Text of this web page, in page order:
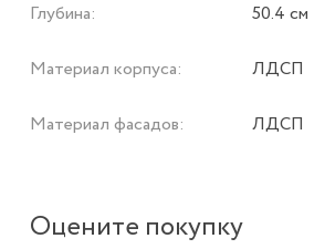
Оцените покупку
Глубина: 50.4 см
Материал корпуса: ЛДСП
Материал фасадов: ЛДСП